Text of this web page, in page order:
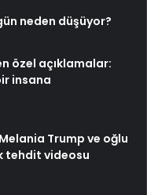
neden düşüyor?
özel açıklamalar:
insana
Trump ve oğlu
tehdit videosu